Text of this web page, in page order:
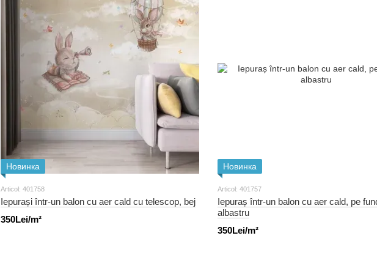
Новинка
Articol: 401758
Iepurași într-un balon cu aer cald cu telescop, bej
350Lei/m²
Новинка
Articol: 401757
Iepuraș într-un balon cu aer cald, pe
albastru
350Lei/m²